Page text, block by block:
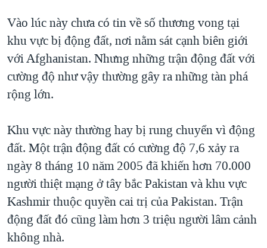
Vào lúc này chưa có tin về số thương vong tại
khu vực bị động đất, nơi nằm sát cạnh biên giới
với Afghanistan. Nhưng những trận động đất với
cường độ như vậy thường gây ra những tàn phá
rộng lớn.
Khu vực này thường hay bị rung chuyển vì động
đất. Một trận động đất có cường độ 7,6 xảy ra
ngày 8 tháng 10 năm 2005 đã khiến hơn 70.000
người thiệt mạng ở tây bắc Pakistan và khu vực
Kashmir thuộc quyền cai trị của Pakistan. Trận
động đất đó cũng làm hơn 3 triệu người lâm cảnh
không nhà.